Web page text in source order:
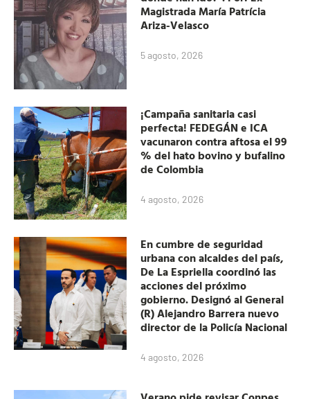
Magistrada María Patrícia
Ariza-Velasco
5 agosto, 2026
¡Campaña sanitaria casi
perfecta! FEDEGÁN e ICA
vacunaron contra aftosa el 99
% del hato bovino y bufalino
de Colombia
4 agosto, 2026
En cumbre de seguridad
urbana con alcaldes del país,
De La Espriella coordinó las
acciones del próximo
gobierno. Designó al General
(R) Alejandro Barrera nuevo
director de la Policía Nacional
4 agosto, 2026